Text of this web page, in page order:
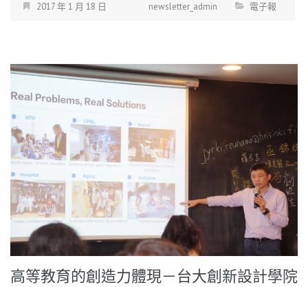
2017 年 1 月 18 日 newsletter_admin 電子報
高等教育的創造力體現－台大創新設計學院